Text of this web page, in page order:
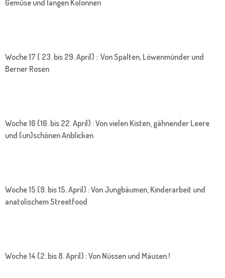
Gemüse und langen Kolonnen
Woche 17 ( 23. bis 29. April) : Von Spalten, Löwenmünder und
Berner Rosen
Woche 16 (16. bis 22. April) : Von vielen Kisten, gähnender Leere
und (un)schönen Anblicken
Woche 15 (9. bis 15. April) : Von Jungbäumen, Kinderarbeit und
anatolischem Streetfood
Woche 14 (2. bis 8. April) : Von Nüssen und Mäusen !